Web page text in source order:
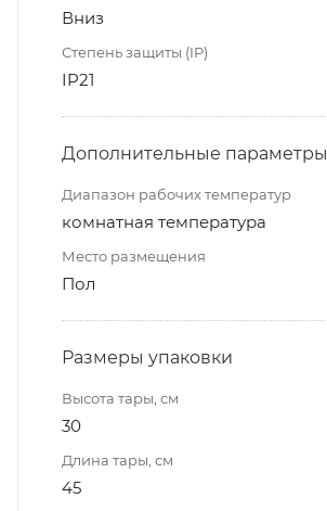
Вниз
Степень защиты (IP)
IP21
Дополнительные параметры
Диапазон рабочих температур
комнатная температура
Место размещения
Пол
Размеры упаковки
Высота тары, см
30
Длина тары, см
45